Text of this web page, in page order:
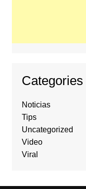
Categories
Noticias
Tips
Uncategorized
Video
Viral